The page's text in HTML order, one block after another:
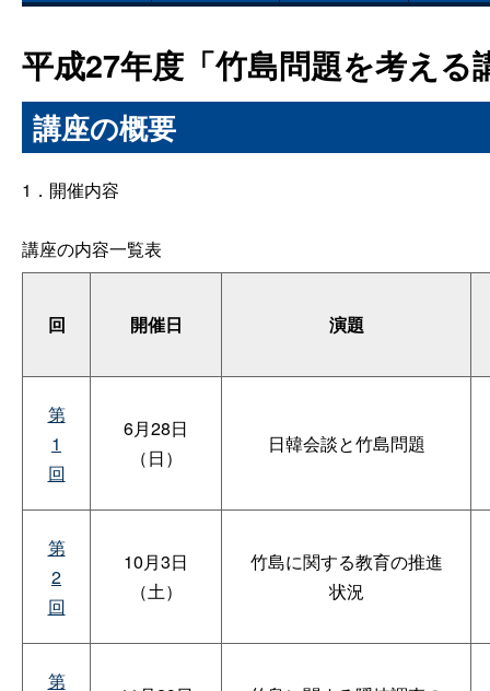
平成27年度「竹島問題を考え
講座の概要
1．開催内容
講座の内容一覧表
回 開催日 演題
第
1
回
6月28日
（日）
日韓会談と竹島問題
第
2
回
10月3日
（土）
竹島に関する教育の推進
状況
第